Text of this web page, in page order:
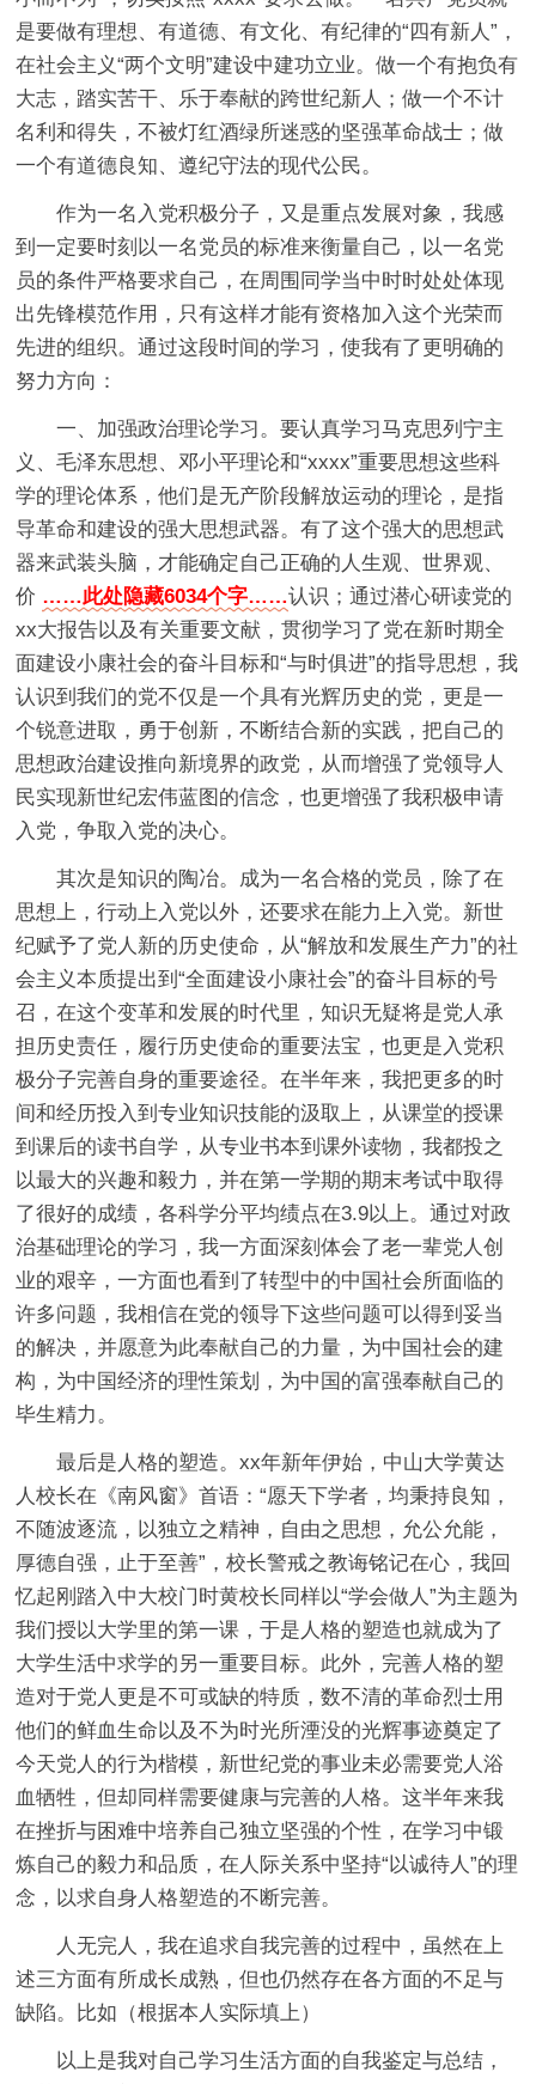
是要做有理想、有道德、有文化、有纪律的“四有新人”，
在社会主义“两个文明”建设中建功立业。做一个有抱负有
大志，踏实苦干、乐于奉献的跨世纪新人；做一个不计
名利和得失，不被灯红酒绿所迷惑的坚强革命战士；做
一个有道德良知、遵纪守法的现代公民。
作为一名入党积极分子，又是重点发展对象，我感
到一定要时刻以一名党员的标准来衡量自己，以一名党
员的条件严格要求自己，在周围同学当中时时处处体现
出先锋模范作用，只有这样才能有资格加入这个光荣而
先进的组织。通过这段时间的学习，使我有了更明确的
努力方向：
一、加强政治理论学习。要认真学习马克思列宁主
义、毛泽东思想、邓小平理论和“xxxx”重要思想这些科
学的理论体系，他们是无产阶段解放运动的理论，是指
导革命和建设的强大思想武器。有了这个强大的思想武
器来武装头脑，才能确定自己正确的人生观、世界观、
价 ……此处隐藏6034个字……认识；通过潜心研读党的
xx大报告以及有关重要文献，贯彻学习了党在新时期全
面建设小康社会的奋斗目标和“与时俱进”的指导思想，我
认识到我们的党不仅是一个具有光辉历史的党，更是一
个锐意进取，勇于创新，不断结合新的实践，把自己的
思想政治建设推向新境界的政党，从而增强了党领导人
民实现新世纪宏伟蓝图的信念，也更增强了我积极申请
入党，争取入党的决心。
其次是知识的陶冶。成为一名合格的党员，除了在
思想上，行动上入党以外，还要求在能力上入党。新世
纪赋予了党人新的历史使命，从“解放和发展生产力”的社
会主义本质提出到“全面建设小康社会”的奋斗目标的号
召，在这个变革和发展的时代里，知识无疑将是党人承
担历史责任，履行历史使命的重要法宝，也更是入党积
极分子完善自身的重要途径。在半年来，我把更多的时
间和经历投入到专业知识技能的汲取上，从课堂的授课
到课后的读书自学，从专业书本到课外读物，我都投之
以最大的兴趣和毅力，并在第一学期的期末考试中取得
了很好的成绩，各科学分平均绩点在3.9以上。通过对政
治基础理论的学习，我一方面深刻体会了老一辈党人创
业的艰辛，一方面也看到了转型中的中国社会所面临的
许多问题，我相信在党的领导下这些问题可以得到妥当
的解决，并愿意为此奉献自己的力量，为中国社会的建
构，为中国经济的理性策划，为中国的富强奉献自己的
毕生精力。
最后是人格的塑造。xx年新年伊始，中山大学黄达
人校长在《南风窗》首语：“愿天下学者，均秉持良知，
不随波逐流，以独立之精神，自由之思想，允公允能，
厚德自强，止于至善”，校长警戒之教诲铭记在心，我回
忆起刚踏入中大校门时黄校长同样以“学会做人”为主题为
我们授以大学里的第一课，于是人格的塑造也就成为了
大学生活中求学的另一重要目标。此外，完善人格的塑
造对于党人更是不可或缺的特质，数不清的革命烈士用
他们的鲜血生命以及不为时光所湮没的光辉事迹奠定了
今天党人的行为楷模，新世纪党的事业未必需要党人浴
血牺牲，但却同样需要健康与完善的人格。这半年来我
在挫折与困难中培养自己独立坚强的个性，在学习中锻
炼自己的毅力和品质，在人际关系中坚持“以诚待人”的理
念，以求自身人格塑造的不断完善。
人无完人，我在追求自我完善的过程中，虽然在上
述三方面有所成长成熟，但也仍然存在各方面的不足与
缺陷。比如（根据本人实际填上）
以上是我对自己学习生活方面的自我鉴定与总结，